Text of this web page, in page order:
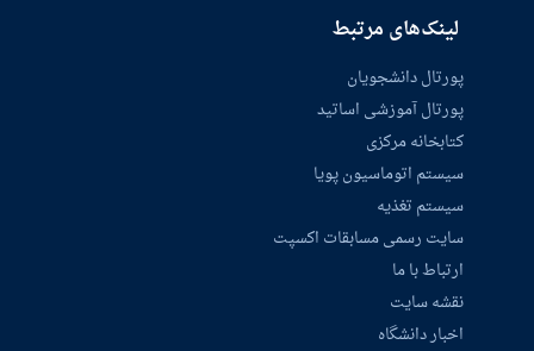
لینک‌های مرتبط
پورتال دانشجویان
پورتال آموزشی اساتید
کتابخانه مرکزی
سیستم اتوماسیون پویا
سیستم تغذیه
سایت رسمی مسابقات اکسپت
ارتباط با ما
نقشه سایت
اخبار دانشگاه